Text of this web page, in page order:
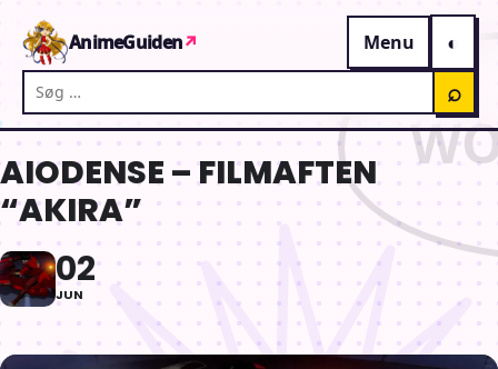
AnimeGuiden↗
Menu
Søg på AnimeGuiden
⌕
AIODENSE – FILMAFTEN
“AKIRA”
02
JUN